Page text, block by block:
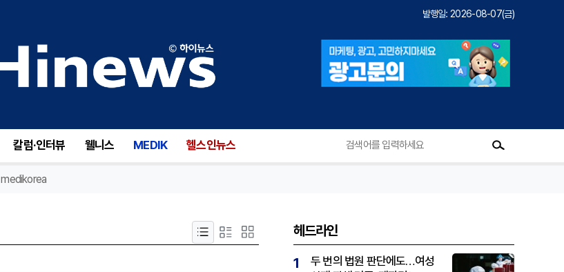
발행일: 2026-08-07(금)
칼럼·인터뷰 웰니스 MEDIK 헬스인뉴스
medikorea
헤드라인
1
두 번의 법원 판단에도…여성